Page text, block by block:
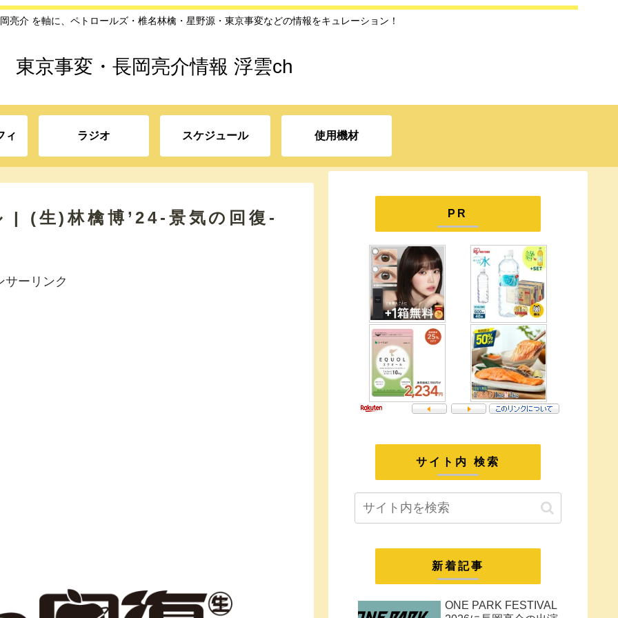
亮介 を軸に、ペトロールズ・椎名林檎・星野源・東京事変などの情報をキュレーション！
東京事変・長岡亮介情報 浮雲ch
ィ ラジオ スケジュール 使用機材
| (生)林檎博’24-景気の回復-
サーリンク
PR
サイト内 検索
新着記事
ONE PARK FESTIVAL